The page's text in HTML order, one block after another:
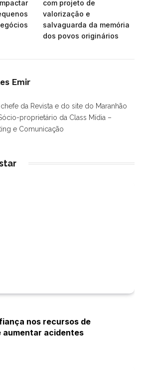
com projeto de
valorização e
salvaguarda da memória
dos povos originários
Emir
da Revista e do site do Maranhão
proprietário da Class Mídia –
e Comunicação
nos recursos de
aumentar acidentes